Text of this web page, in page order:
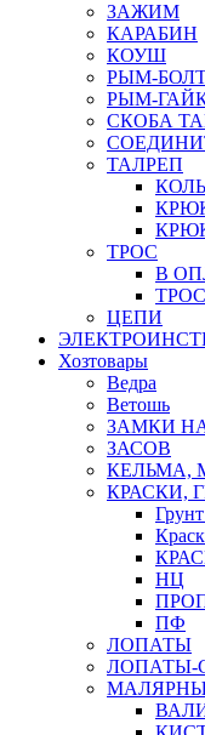
ЗАЖИМ
КАРАБИН
КОУШ
РЫМ-
РЫМ-
СКОБА
ТАЛРЕП
ТРОС
В
ЦЕПИ
Хозтовары
Ведра
Ветошь
ЗАМКИ
ЗАСОВ
КЕЛЬМА,
КРАСКИ,
НЦ
ПФ
ЛОПАТЫ
ЛОПАТЫ-